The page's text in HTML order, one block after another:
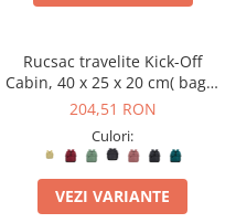
Rucsac travelite Kick-Off
Cabin, 40 x 25 x 20 cm( bagaj
permis gratuit la companii
204,51 RON
Culori:
VEZI VARIANTE